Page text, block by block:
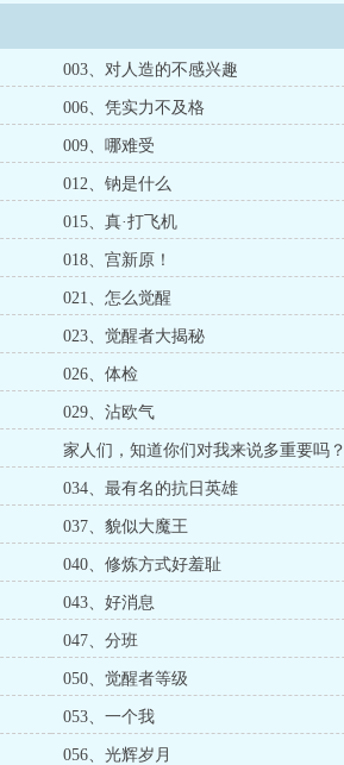
003、对人造的不感兴趣
006、凭实力不及格
009、哪难受
012、钠是什么
015、真·打飞机
018、宫新原！
021、怎么觉醒
023、觉醒者大揭秘
026、体检
029、沾欧气
家人们，知道你们对我来说多重要吗？
034、最有名的抗日英雄
037、貌似大魔王
040、修炼方式好羞耻
043、好消息
047、分班
050、觉醒者等级
053、一个我
056、光辉岁月